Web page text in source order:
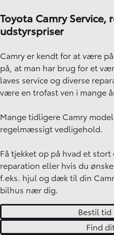
Toyota Camry Service,
udstyrspriser
Camry er kendt for at være
på, at man har brug for et
laves service og diverse
være en trofast ven i mange
Mange tidligere Camry
regelmæssigt vedligehold.
Få tjekket op på hvad et
reparation eller hvis du
f.eks. hjul og dæk til din
bilhus nær dig.
Bestil tid
Find